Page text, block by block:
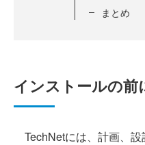
まとめ
インストールの前
TechNetには、計画、設